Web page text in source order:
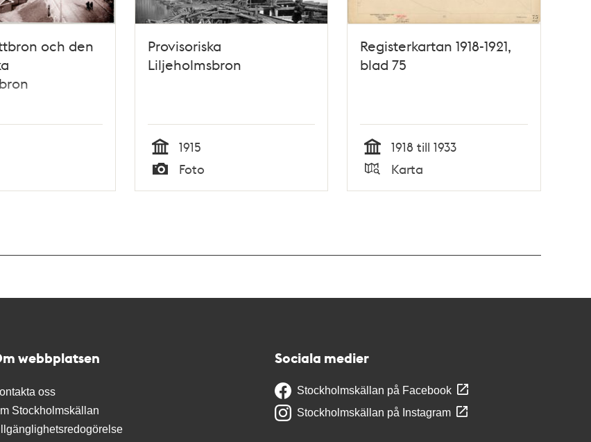
och den
Provisoriska
Liljeholmsbron
Tid
1915
Typ
Foto
Registerkartan 1918-1921,
blad 75
Tid
1918 till 1933
Typ
Karta
webbplatsen
oss
Stockholmskällan
Sociala medier
Stockholmskällan på Facebook
Stockholmskällan på Instagram